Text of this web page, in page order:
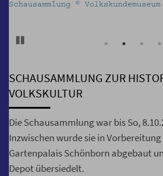
Schausammlung ©
SCHAUSAMMLUNG ZUR
VOLKSKULTUR
Die Schausammlung war bis So,
Inzwischen wurde sie in
Gartenpalais Schönborn abgebaut
Depot übersiedelt.